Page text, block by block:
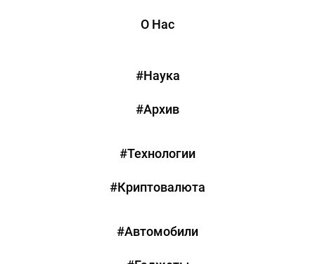
О Нас
#Наука
#Архив
#Технологии
#Криптовалюта
#Автомобили